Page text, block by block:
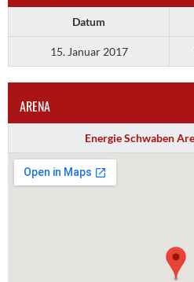
Datum
15. Januar 2017
ARENA
Energie Schwaben